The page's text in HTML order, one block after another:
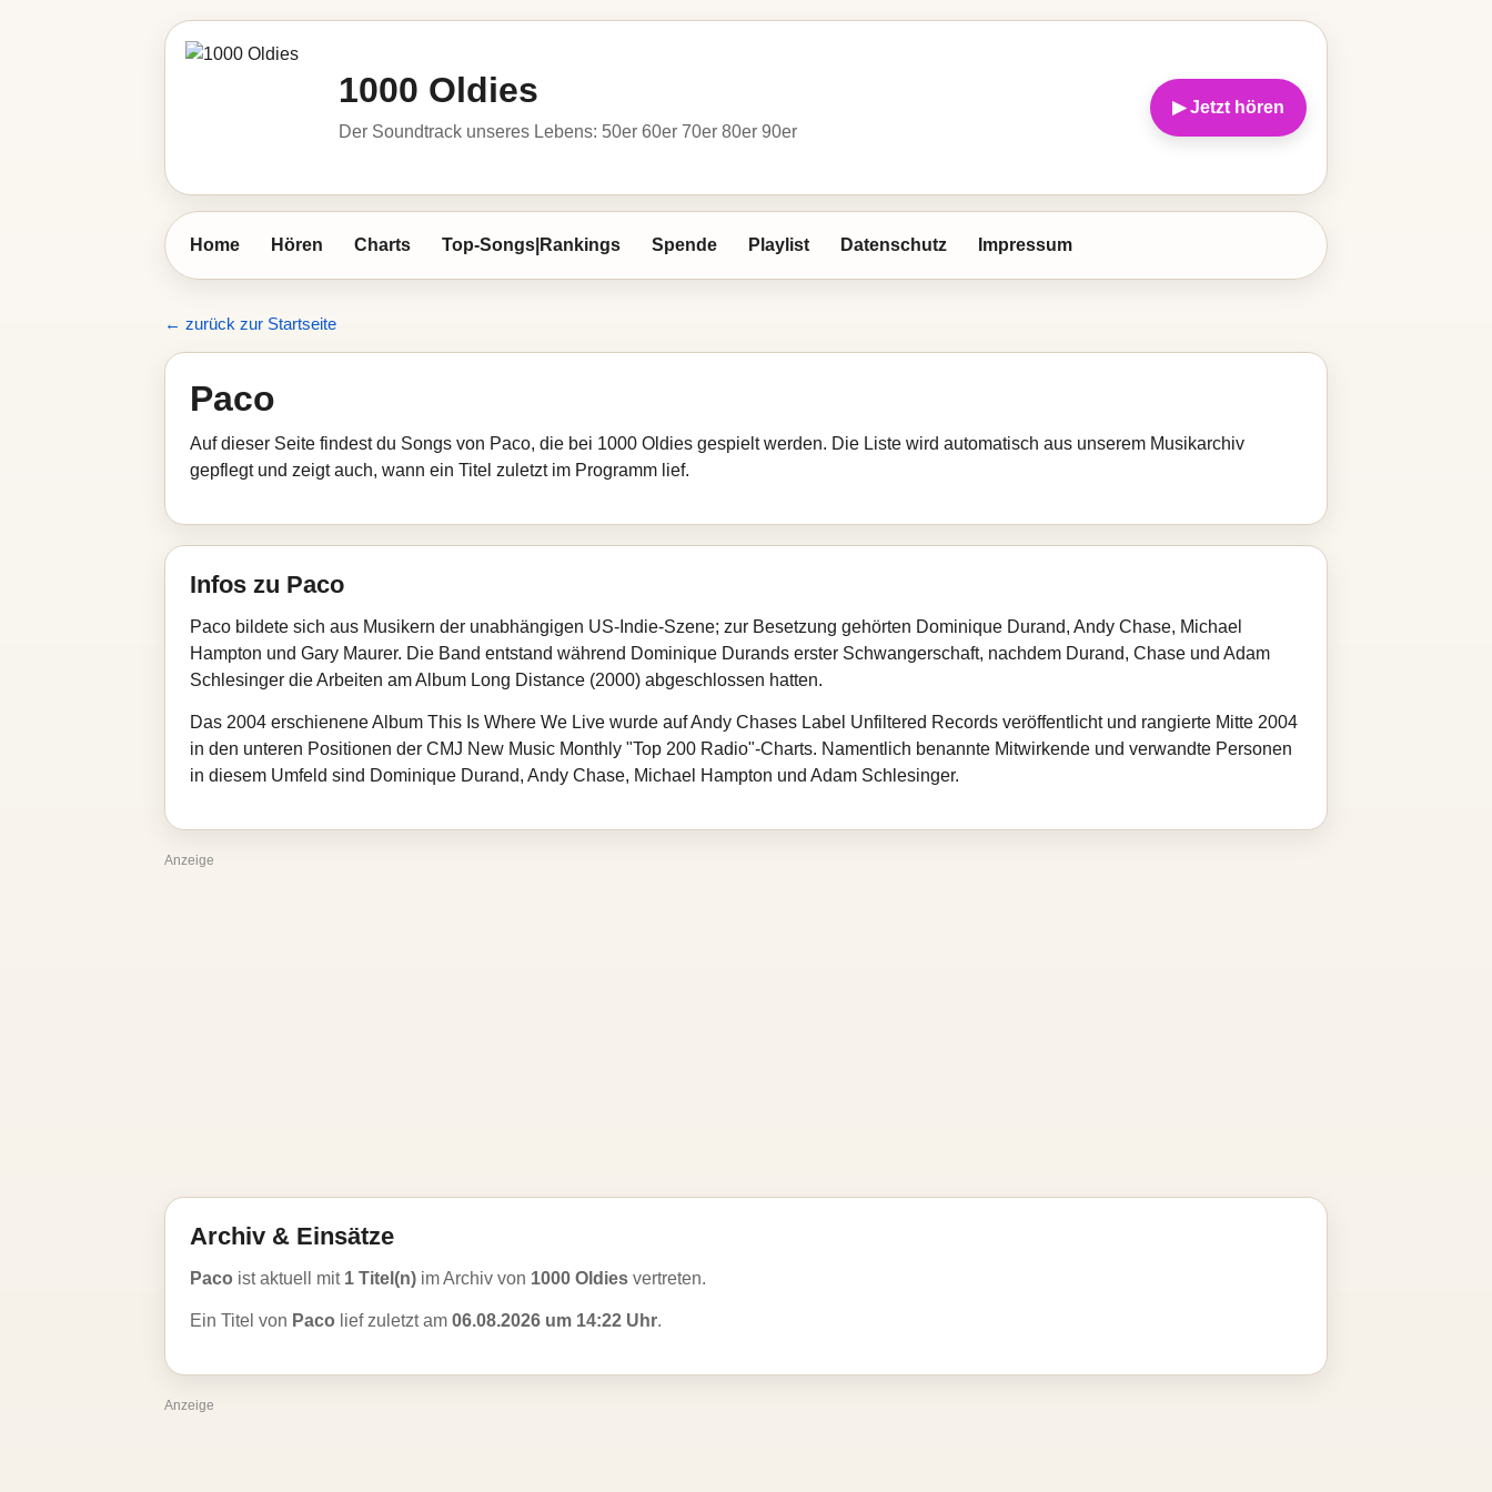
1000 Oldies
Der Soundtrack unseres Lebens: 50er 60er 70er 80er 90er
▶ Jetzt hören
Home Hören Charts Top-Songs|Rankings Spende Playlist Datenschutz Impressum
← zurück zur Startseite
Paco
Auf dieser Seite findest du Songs von Paco, die bei 1000 Oldies gespielt werden. Die Liste wird automatisch aus unserem Musikarchiv
gepflegt und zeigt auch, wann ein Titel zuletzt im Programm lief.
Infos zu Paco
Paco bildete sich aus Musikern der unabhängigen US-Indie-Szene; zur Besetzung gehörten Dominique Durand, Andy Chase, Michael
Hampton und Gary Maurer. Die Band entstand während Dominique Durands erster Schwangerschaft, nachdem Durand, Chase und Adam
Schlesinger die Arbeiten am Album Long Distance (2000) abgeschlossen hatten.
Das 2004 erschienene Album This Is Where We Live wurde auf Andy Chases Label Unfiltered Records veröffentlicht und rangierte Mitte 2004
in den unteren Positionen der CMJ New Music Monthly "Top 200 Radio"-Charts. Namentlich benannte Mitwirkende und verwandte Personen
in diesem Umfeld sind Dominique Durand, Andy Chase, Michael Hampton und Adam Schlesinger.
Anzeige
Archiv & Einsätze
Paco ist aktuell mit 1 Titel(n) im Archiv von 1000 Oldies vertreten.
Ein Titel von Paco lief zuletzt am 06.08.2026 um 14:22 Uhr.
Anzeige